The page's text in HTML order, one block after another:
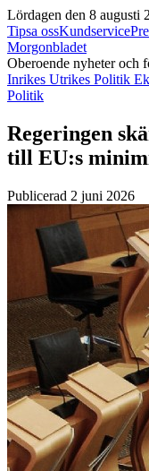
Lördagen den 8 augusti
Tipsa ossKundservice
Morgonbladet
Oberoende nyheter och
Inrikes Utrikes Politik
Politik
Regeringen
till EU:s
Publicerad 2 juni 2026